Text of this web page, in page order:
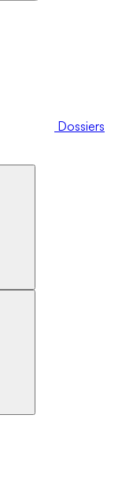
Dossiers